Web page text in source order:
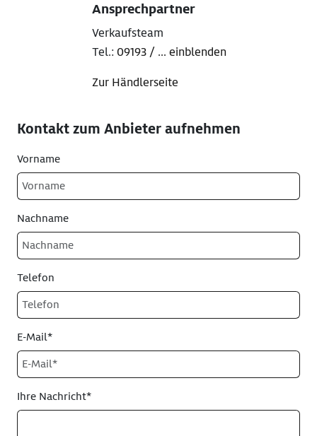
Ansprechpartner
Verkaufsteam
Tel.: 09193 / ... einblenden
Zur Händlerseite
Kontakt zum Anbieter aufnehmen
Vorname
Nachname
Telefon
E-Mail*
Ihre Nachricht*